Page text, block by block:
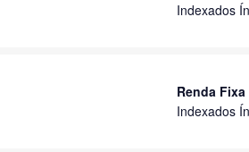
Indexados
Renda Fixa
Indexados